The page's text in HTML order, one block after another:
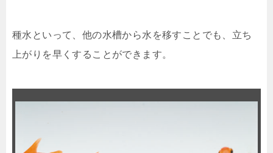
種水といって、他の水槽から水を移すことでも、立ち
上がりを早くすることができます。